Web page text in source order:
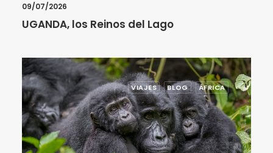
09/07/2026
UGANDA, los Reinos del Lago
VIAJES BLOG ÁFRICA